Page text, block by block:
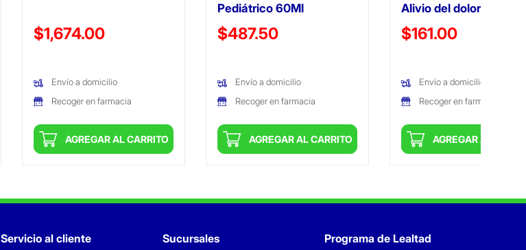
Precio reducido de
$1,674.00
Envío a domicilio
Recoger en farmacia
AGREGAR AL CARRITO
Pediátrico 60Ml
Precio reducido de
$487.50
Envío a domicilio
Recoger en farmacia
AGREGAR AL CARRITO
Alivio del dolor
Precio reducido de
$161.00
Envío a domicilio
Recoger en farmacia
AGREGAR AL
Servicio al cliente Sucursales Programa de Lealtad